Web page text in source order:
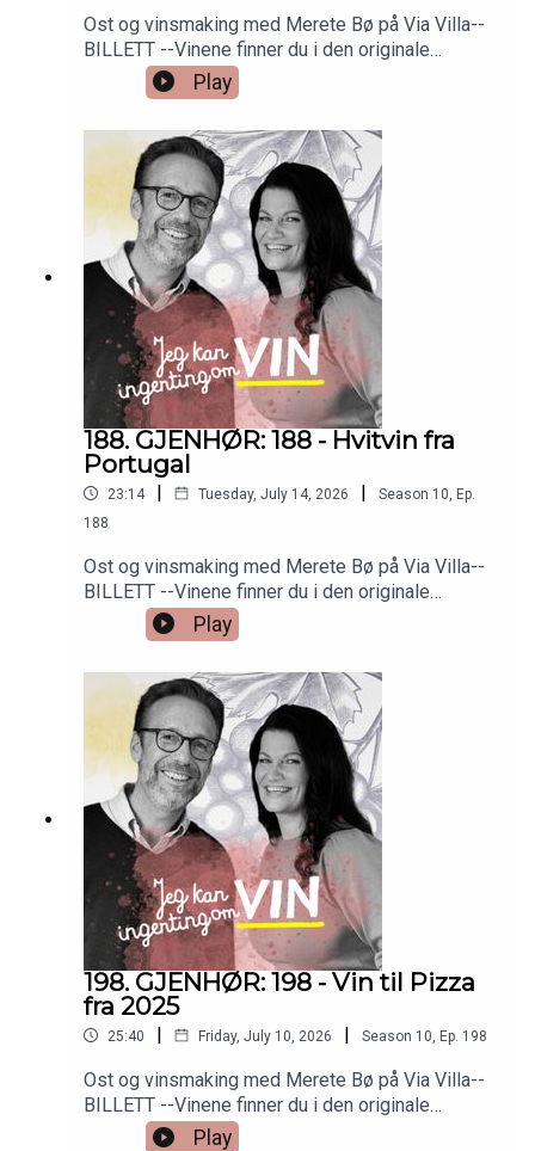
Ost og vinsmaking med Merete Bø på Via Villa--
BILLETT --Vinene finner du i den originale
episoden nr 6. Så bare å skrooooolle ned!
Play
188. GJENHØR: 188 - Hvitvin fra
Portugal
23:14 | Tuesday, July 14, 2026 | Season 10, Ep.
188
Ost og vinsmaking med Merete Bø på Via Villa--
BILLETT --Vinene finner du i den originale
episoden nr 6. Så bare å skrooooolle ned!
Play
198. GJENHØR: 198 - Vin til Pizza
fra 2025
25:40 | Friday, July 10, 2026 | Season 10, Ep. 198
Ost og vinsmaking med Merete Bø på Via Villa--
BILLETT --Vinene finner du i den originale
episoden nr 6. Så bare å skrooooolle ned!
Play